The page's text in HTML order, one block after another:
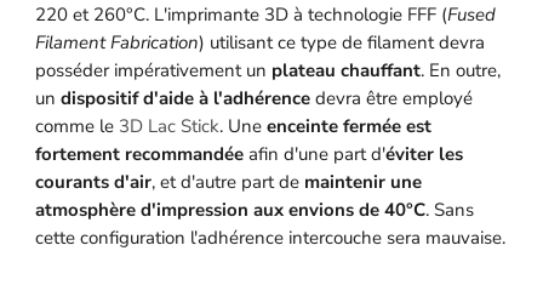
220 et 260°C. L'imprimante 3D à technologie FFF (Fused
Filament Fabrication) utilisant ce type de filament devra
posséder impérativement un plateau chauffant. En outre,
un dispositif d'aide à l'adhérencedevra être employé
comme le 3D Lac Stick. Une enceinte fermée est
fortement recommandéeafin d'une part d'éviter les
courants d'air, et d'autre part de maintenir une
atmosphère d'impression aux envions de 40°C. Sans
cette configuration l'adhérence intercouche sera mauvaise.